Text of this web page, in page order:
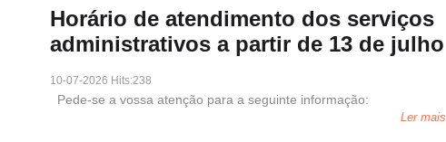
Horário de atendimento dos serviços
administrativos a partir de 13 de julho
10-07-2026 Hits:238
Pede-se a vossa atenção para a seguinte informação:
Ler mais